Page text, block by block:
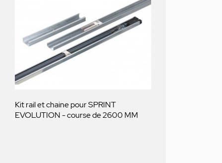
Kit rail et chaine pour SPRINT
EVOLUTION - course de 2600 MM